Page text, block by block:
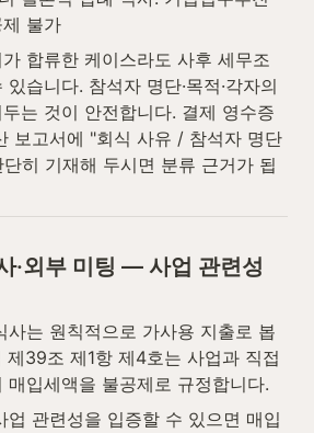
불가
합류한 케이스라도 사후 세무조
습니다. 참석자 명단·목적·각자의
는 것이 안전합니다. 결제 영수증
보고서에 "회식 사유 / 참석자 명단
히 기재해 두시면 분류 근거가 됩
·외부 미팅 — 사업 관련성
사는 원칙적으로 가사용 지출로 봅
제39조 제1항 제4호는 사업과 직접
매입세액을 불공제로 규정합니다.
업 관련성을 입증할 수 있으면 매입